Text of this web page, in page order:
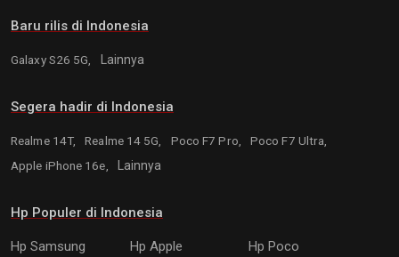
Baru rilis di Indonesia
Galaxy S26 5G, Lainnya
Segera hadir di Indonesia
Realme 14T, Realme 14 5G, Poco F7 Pro,
Poco F7 Ultra,
Apple iPhone 16e,
Lainnya
Hp Populer di Indonesia
Hp Samsung Hp Apple
Hp Poco